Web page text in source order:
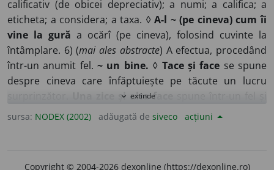
calificativ (de obicei depreciativ); a numi; a califica; a
eticheta; a considera; a taxa. ◊A-l ~ (pe cineva) cum îi
vine la gură a ocărî (pe cineva), folosind cuvinte la
întâmplare. 6) (mai ales abstracte) A efectua, procedând
într-un anumit fel.~ un bine. ◊ Tace și face se spune
despre cineva care înfăptuiește pe tăcute un lucru
Una zice și alta face
procedează altfel.
Ușor de zis, greu de făcut
expand_more extinde
sursa: NODEX (2002) adăugată de siveco acțiuni
Copyright © 2004-2026 dexonline (https://dexonline.ro)